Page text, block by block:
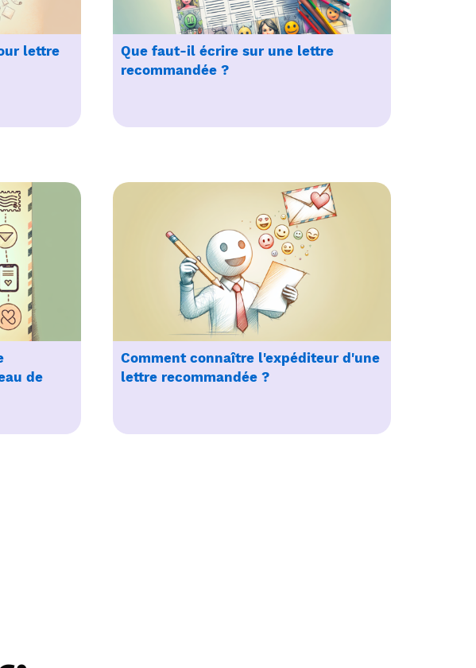
lettre
Que faut-il écrire sur une lettre
recommandée ?
de
Comment connaître l'expéditeur d'une
lettre recommandée ?